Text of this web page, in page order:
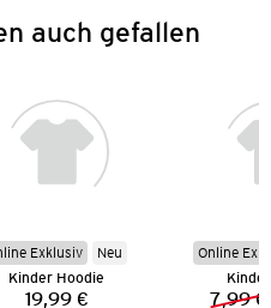
auch gefallen
Exklusiv
Neu
Kinder Hoodie
19,99 €
Online
7,99 €